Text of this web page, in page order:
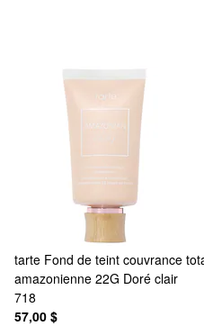
tarte Fond de teint couvrance
amazonienne 22G Doré clair
718
57,00 $